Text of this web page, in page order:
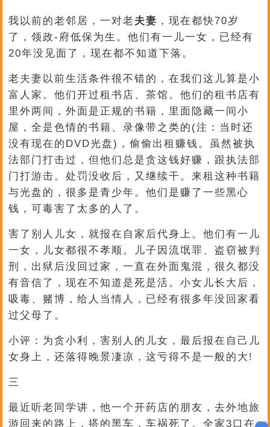
我以前的老邻居，一对老夫妻 ，现在都快70岁
了，领政-府低保为生。他们有一儿一女，已经有
20年没见面了，现在都不知道下落。
老夫妻以前生活条件很不错的，在我们这儿算是小
富人家。他们开过租书店、茶馆。他们的租书店有
里外两间，外面是正规的书籍，里面隐藏一间小
屋，全是色情的书籍、录像带之类的(注：当时还
没有现在的DVD光盘)，偷偷出租赚钱。虽然被执
法部门打击过，但他们总是贪这钱好赚，跟执法部
门打游击。处罚没收后，又继续干。来租这种书籍
与光盘的，很多是青少年。他们是赚了一些黑心
钱，可毒害了太多的人了。
害了别人儿女，就报在自家后代身上。他们有一儿
一女，儿女都很不孝顺。儿子因流氓罪、盗窃被判
刑，出狱后没回过家，一直在外面鬼混，很久都没
有音信了，现在不知道是死是活。小女儿长大后，
吸毒、赌博，给人当情人，已经有很多年没回家看
过父母了。
小评：为贪小利，害别人的儿女，最后报在自己儿
女身上，还落得晚景凄凉，这亏得不是一般的大!
三
最近听老同学讲，他一个开药店的朋友，去外地旅
游回来的路上，搭的黑车，车祸死了。全家3口在